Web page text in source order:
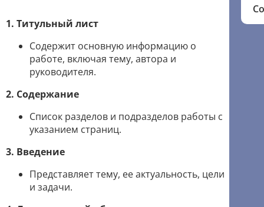
1. Титульный лист
Содержит основную информацию о
работе, включая тему, автора и
руководителя.
2. Содержание
Список разделов и подразделов работы с
указанием страниц.
3. Введение
Представляет тему, ее актуальность, цели
и задачи.